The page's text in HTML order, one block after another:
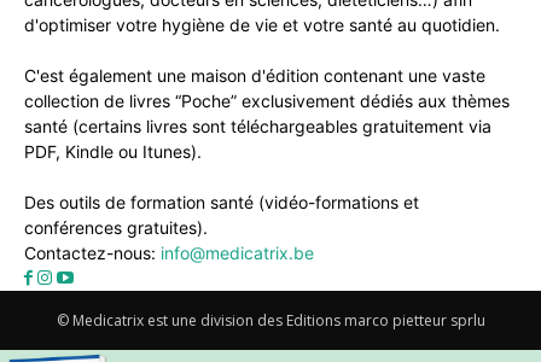
d'optimiser votre hygiène de vie et votre santé au quotidien.
C'est également une maison d'édition contenant une vaste
collection de livres “Poche” exclusivement dédiés aux thèmes
santé (certains livres sont téléchargeables gratuitement via
PDF, Kindle ou Itunes).
Des outils de formation santé (vidéo-formations et
conférences gratuites).
Contactez-nous: info@medicatrix.be
© Medicatrix est une division des Editions marco pietteur sprlu